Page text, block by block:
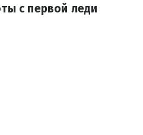
с первой леди